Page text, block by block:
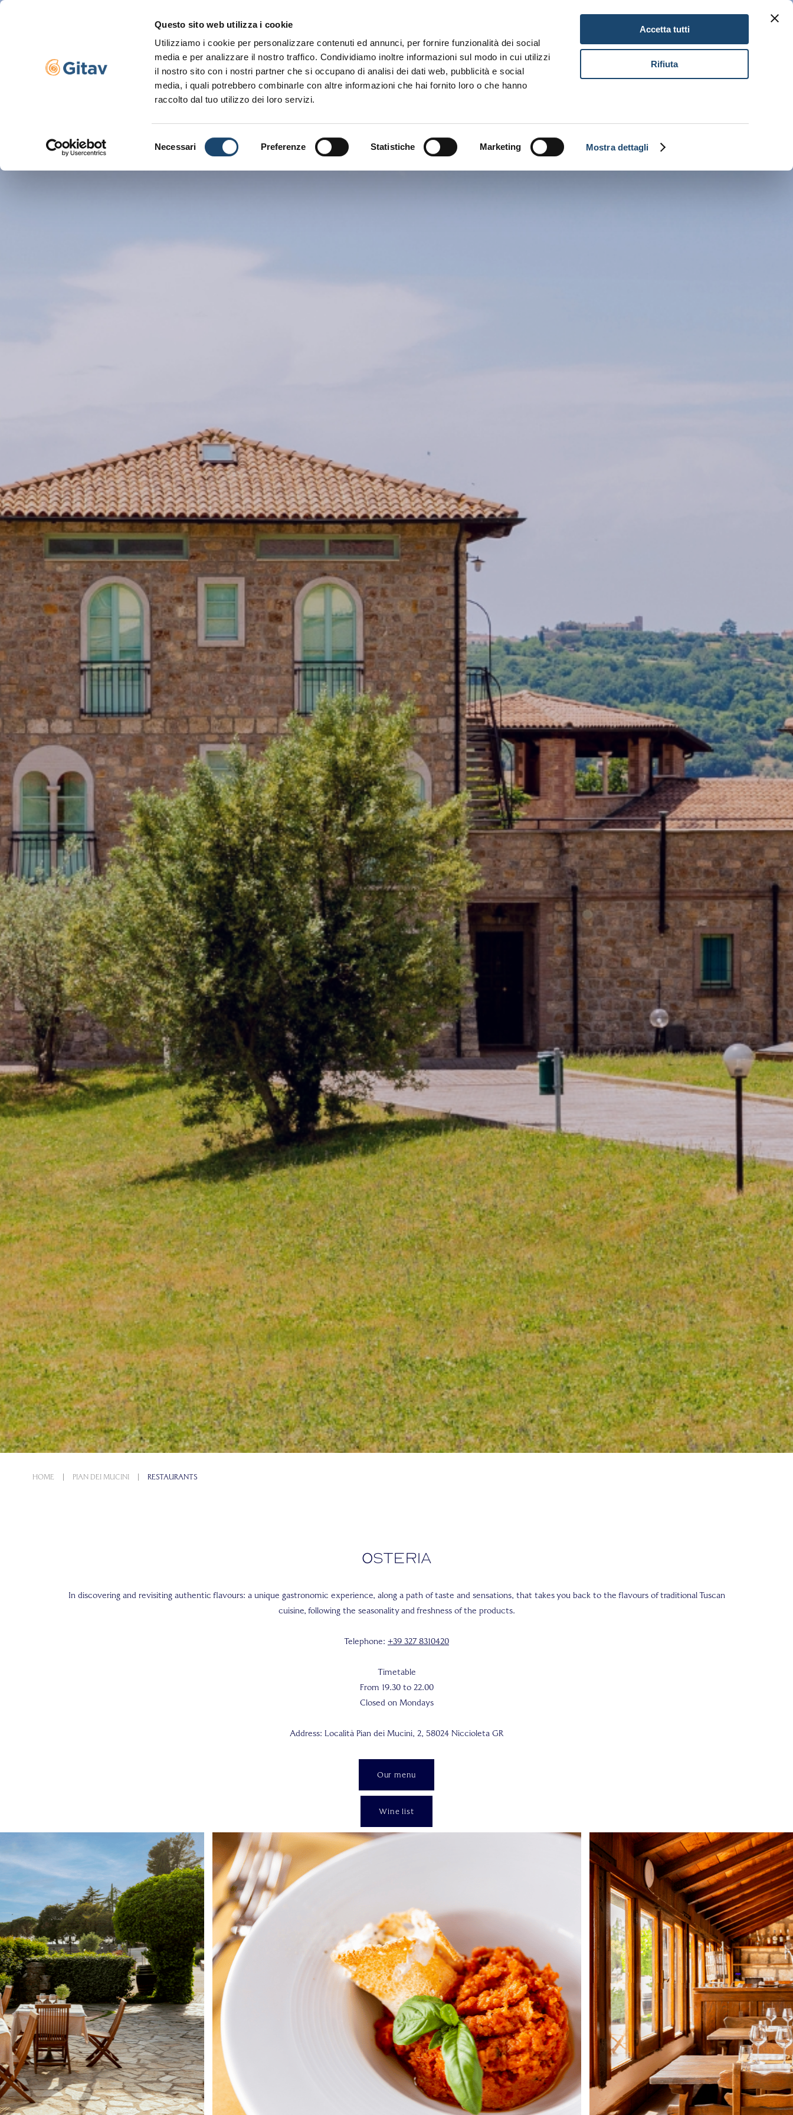
Questo sito web utilizza i cookie
Utilizziamo i cookie per personalizzare contenuti ed annunci, per fornire funzionalità dei social
media e per analizzare il nostro traffico. Condividiamo inoltre informazioni sul modo in cui utilizzi
il nostro sito con i nostri partner che si occupano di analisi dei dati web, pubblicità e social
media, i quali potrebbero combinarle con altre informazioni che hai fornito loro o che hanno
raccolto dal tuo utilizzo dei loro servizi.
del
Necessari Preferenze Statistiche Marketing Mostra dettagli
Accetta tutti
Rifiuta
NEWSLETTER GIFT CARD
Navigazione servizi BOOK NOW
HOME PIAN DEI MUCINI RESTAURANTS
Osteria
In discovering and revisiting authentic flavours: a unique gastronomic experience, along a path of taste and sensations, that takes you back to the flavours of traditional Tuscan
cuisine, following the seasonality and freshness of the products.
Telephone: +39 327 8310420
Timetable
From 19.30 to 22.00
Closed on Mondays
Address: Località Pian dei Mucini, 2, 58024 Niccioleta GR
Our menu
Wine list